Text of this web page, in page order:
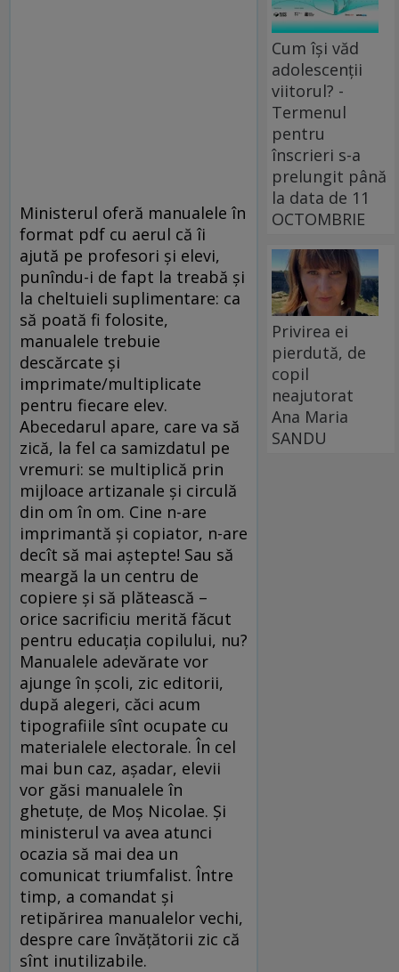
Ministerul oferă manualele în
format pdf cu aerul că îi
ajută pe profesori şi elevi,
punîndu-i de fapt la treabă şi
la cheltuieli suplimentare: ca
să poată fi folosite,
manualele trebuie
descărcate şi
imprimate/multiplicate
pentru fiecare elev.
Abecedarul apare, care va să
zică, la fel ca samizdatul pe
vremuri: se multiplică prin
mijloace artizanale şi circulă
din om în om. Cine n-are
imprimantă şi copiator, n-are
decît să mai aştepte! Sau să
meargă la un centru de
copiere şi să plătească –
orice sacrificiu merită făcut
pentru educaţia copilului, nu?
Manualele adevărate vor
ajunge în şcoli, zic editorii,
după alegeri, căci acum
tipografiile sînt ocupate cu
materialele electorale. În cel
mai bun caz, aşadar, elevii
vor găsi manualele în
ghetuţe, de Moş Nicolae. Şi
ministerul va avea atunci
ocazia să mai dea un
comunicat triumfalist. Între
timp, a comandat şi
retipărirea manualelor vechi,
despre care învăţătorii zic că
sînt inutilizabile.
Cum își văd
adolescenții
viitorul? -
Termenul
pentru
înscrieri s-a
prelungit până
la data de 11
OCTOMBRIE
Privirea ei
pierdută, de
copil
neajutorat
Ana Maria
SANDU